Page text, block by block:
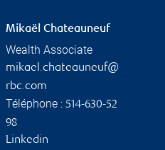
Mikaël Chateauneuf
Wealth Associate
mikael.chateauneuf@
rbc.com
Téléphone : 514-630-52
98
Linkedin